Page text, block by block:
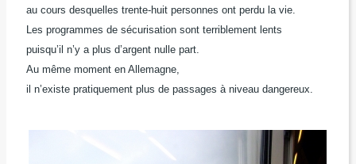
au cours desquelles trente-huit personnes ont perdu la vie.
Les programmes de sécurisation sont terriblement lents
puisqu’il n’y a plus d’argent nulle part.
Au même moment en Allemagne,
il n’existe pratiquement plus de passages à niveau dangereux.